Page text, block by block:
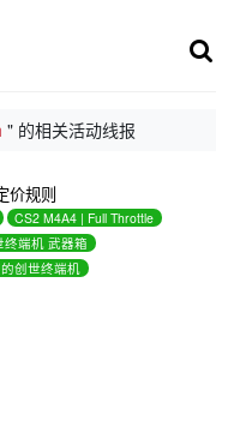
" 的相关活动线报
价规则
CS2 M4A4 | Full Throttle
终端机 武器箱
创世终端机